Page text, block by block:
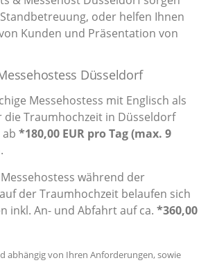
oder helfen Ihnen
Kunden und Präsentation von
Düsseldorf
Messehostess mit Englisch als
die Traumhochzeit in Düsseldorf
*180,00 EUR pro Tag (max. 9
während der
der Traumhochzeit belaufen sich
inkl. An- und Abfahrt auf ca. *360,00
abhängig von Ihren Anforderungen, sowie